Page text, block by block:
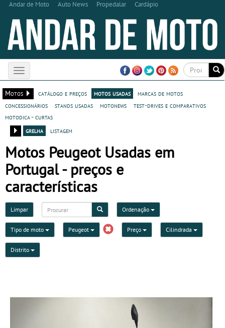
Andar de Moto Auto News Propedalar Cardápio
Toggle
navigation
Motos
catálogo e preços motos usadas
marcas de motos
concessionários
stands usadas motonews
test-drives e comparativos
motodica - curtas
grelha
listagem
Motos Peugeot Usadas em
Portugal - preços e
características
Limpar Ordenação
Tipo de moto Peugeot Preço Cilindrada
Distrito